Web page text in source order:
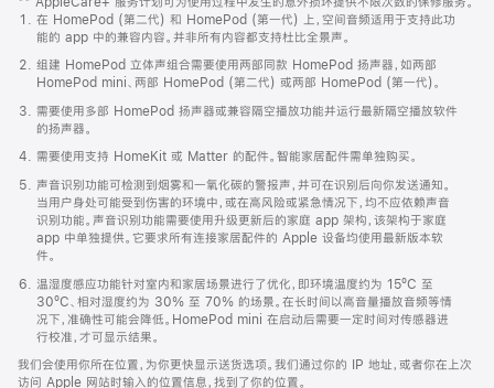
窗
口
中
打
开)
在 HomePod (第二代) 和 HomePod (第一代) 上，空间音频适用于支持此功
能的 app 中的兼容内容。并非所有内容都支持杜比全景声。
组建 HomePod 立体声组合需要使用两部同款 HomePod 扬声器，如两部
HomePod mini、两部 HomePod (第二代) 或两部 HomePod (第一代)。
需要使用多部 HomePod 扬声器或兼容隔空播放功能并运行最新隔空播放软件
的扬声器。
需要使用支持 HomeKit 或 Matter 的配件。智能家居配件需单独购买。
声音识别功能可检测到烟雾和一氧化碳的警报声，并可在识别后向你发送通知。
当用户身处可能受到伤害的环境中，或在高风险或紧急情况下，均不应依赖声音
识别功能。声音识别功能需要使用升级更新后的家庭 app 架构，该架构于家庭
app 中单独提供。它要求所有连接家居配件的 Apple 设备均使用最新版本软
件。
温湿度感应功能针对室内和家居场景进行了优化，即环境温度约为 15ºC 至
30ºC、相对湿度约为 30% 至 70% 的场景。在长时间以高音量播放音频等情
况下，准确性可能会降低。HomePod mini 在启动后需要一定时间对传感器进
行校准，才可显示结果。
我们会使用你所在位置，为你更快显示送货选项。我们通过你的 IP 地址，或者你在上次
访问 Apple 网站时输入的位置信息，找到了你的位置。